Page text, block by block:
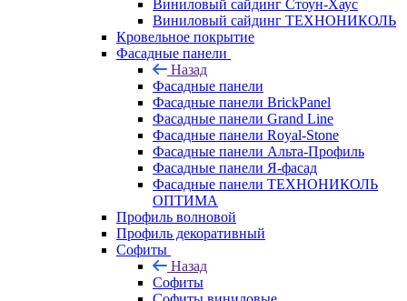
Виниловый сайдинг Стоун-Хаус
Виниловый сайдинг ТЕХНОНИКОЛЬ
Кровельное покрытие
Фасадные панели
Назад
Фасадные панели
Фасадные панели BrickPanel
Фасадные панели Grand Line
Фасадные панели Royal-Stone
Фасадные панели Альта-Профиль
Фасадные панели Я-фасад
Фасадные панели ТЕХНОНИКОЛЬ
ОПТИМА
Профиль волновой
Профиль декоративный
Софиты
Назад
Софиты